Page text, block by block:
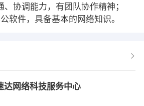
协调能力，有团队协作精神；
软件，具备基本的网络知识。
达网络科技服务中心